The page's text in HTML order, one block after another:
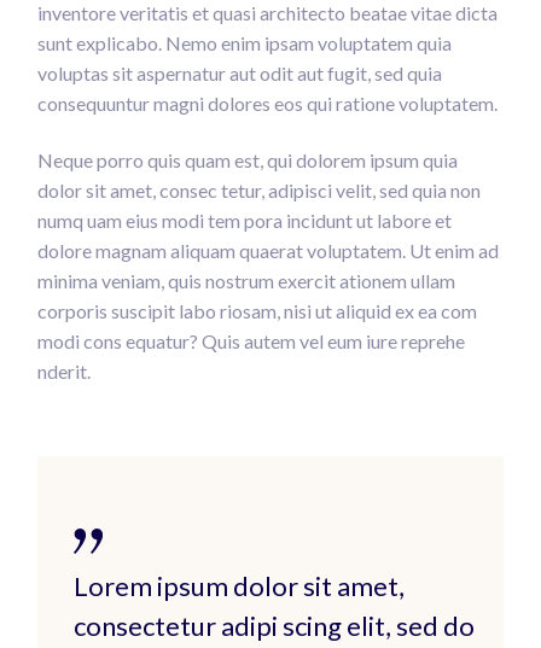
inventore veritatis et quasi architecto beatae vitae dicta
sunt explicabo. Nemo enim ipsam voluptatem quia
voluptas sit aspernatur aut odit aut fugit, sed quia
consequuntur magni dolores eos qui ratione voluptatem.
Neque porro quis quam est, qui dolorem ipsum quia
dolor sit amet, consec tetur, adipisci velit, sed quia non
numq uam eius modi tem pora incidunt ut labore et
dolore magnam aliquam quaerat voluptatem. Ut enim ad
minima veniam, quis nostrum exercit ationem ullam
corporis suscipit labo riosam, nisi ut aliquid ex ea com
modi cons equatur? Quis autem vel eum iure reprehe
nderit.
Lorem ipsum dolor sit amet,
consectetur adipi scing elit, sed do